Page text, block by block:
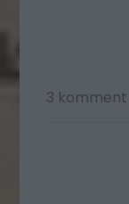
3 komment